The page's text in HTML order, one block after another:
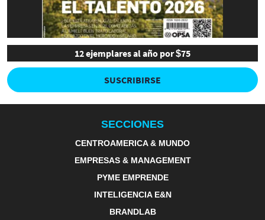
12 ejemplares al año por $75
SUSCRIBIRSE
SECCIONES
CENTROAMERICA & MUNDO
EMPRESAS & MANAGEMENT
PYME EMPRENDE
INTELIGENCIA E&N
BRANDLAB